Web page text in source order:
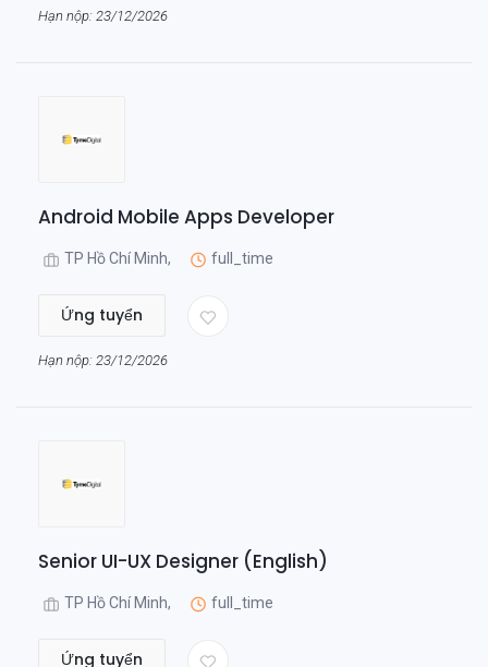
Hạn nộp: 23/12/2026
Android Mobile Apps Developer
TP Hồ Chí Minh, full_time
Ứng tuyển
Hạn nộp: 23/12/2026
Senior UI-UX Designer (English)
TP Hồ Chí Minh, full_time
Ứng tuyển